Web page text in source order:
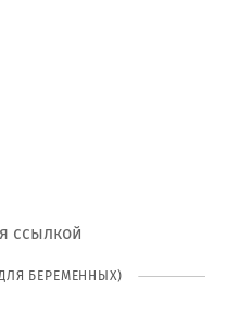
ссылкой
БЕРЕМЕННЫХ)